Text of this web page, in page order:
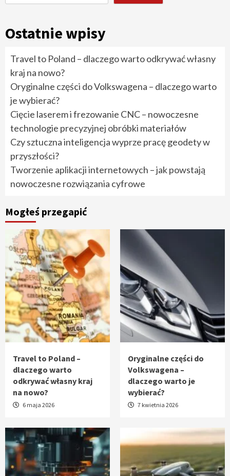
Ostatnie wpisy
Travel to Poland – dlaczego warto odkrywać własny
kraj na nowo?
Oryginalne części do Volkswagena – dlaczego warto
je wybierać?
Cięcie laserem i frezowanie CNC – nowoczesne
technologie precyzyjnej obróbki materiałów
Czy sztuczna inteligencja wyprze pracę geodety w
przyszłości?
Tworzenie aplikacji internetowych – jak powstają
nowoczesne rozwiązania cyfrowe
Mogłeś przegapić
Travel to Poland –
dlaczego warto
odkrywać własny kraj
na nowo?
6 maja 2026
Oryginalne części do
Volkswagena –
dlaczego warto je
wybierać?
7 kwietnia 2026